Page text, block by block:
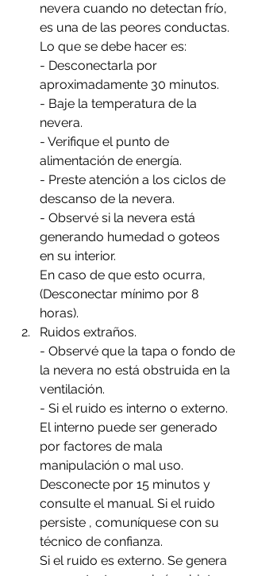
nevera cuando no detectan frío,
es una de las peores conductas.
Lo que se debe hacer es:
- Desconectarla por
aproximadamente 30 minutos.
- Baje la temperatura de la
nevera.
- Verifique el punto de
alimentación de energía.
- Preste atención a los ciclos de
descanso de la nevera.
- Observé si la nevera está
generando humedad o goteos
en su interior.
En caso de que esto ocurra,
(Desconectar mínimo por 8
horas).
Ruidos extraños.
- Observé que la tapa o fondo de
la nevera no está obstruida en la
ventilación.
- Si el ruido es interno o externo.
El interno puede ser generado
por factores de mala
manipulación o mal uso.
Desconecte por 15 minutos y
consulte el manual. Si el ruido
persiste , comuníquese con su
técnico de confianza.
Si el ruido es externo. Se genera